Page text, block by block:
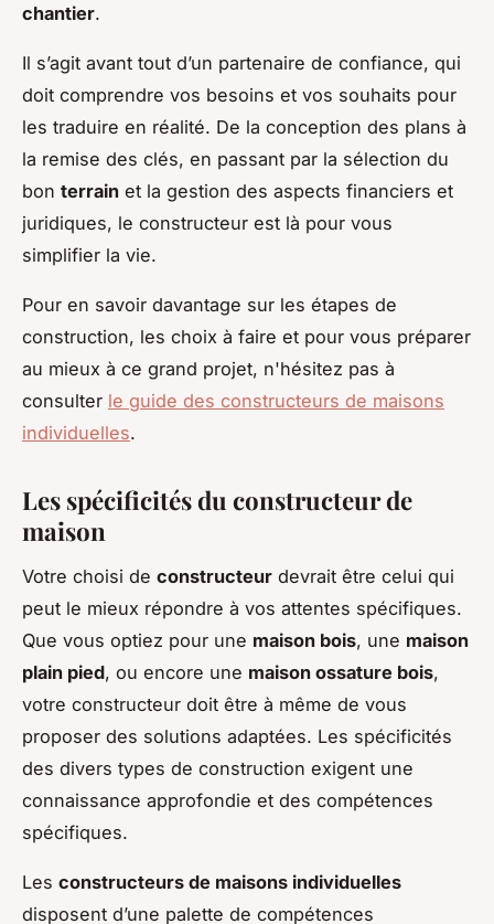
chantier.
Il s’agit avant tout d’un partenaire de confiance, qui
doit comprendre vos besoins et vos souhaits pour
les traduire en réalité. De la conception des plans à
la remise des clés, en passant par la sélection du
bon terrain et la gestion des aspects financiers et
juridiques, le constructeur est là pour vous
simplifier la vie.
Pour en savoir davantage sur les étapes de
construction, les choix à faire et pour vous préparer
au mieux à ce grand projet, n'hésitez pas à
consulter le guide des constructeurs de maisons
individuelles.
Les spécificités du constructeur de
maison
Votre choisi de constructeur devrait être celui qui
peut le mieux répondre à vos attentes spécifiques.
Que vous optiez pour une maison bois, une maison
plain pied, ou encore une maison ossature bois,
votre constructeur doit être à même de vous
proposer des solutions adaptées. Les spécificités
des divers types de construction exigent une
connaissance approfondie et des compétences
spécifiques.
Les constructeurs de maisons individuelles
disposent d’une palette de compétences